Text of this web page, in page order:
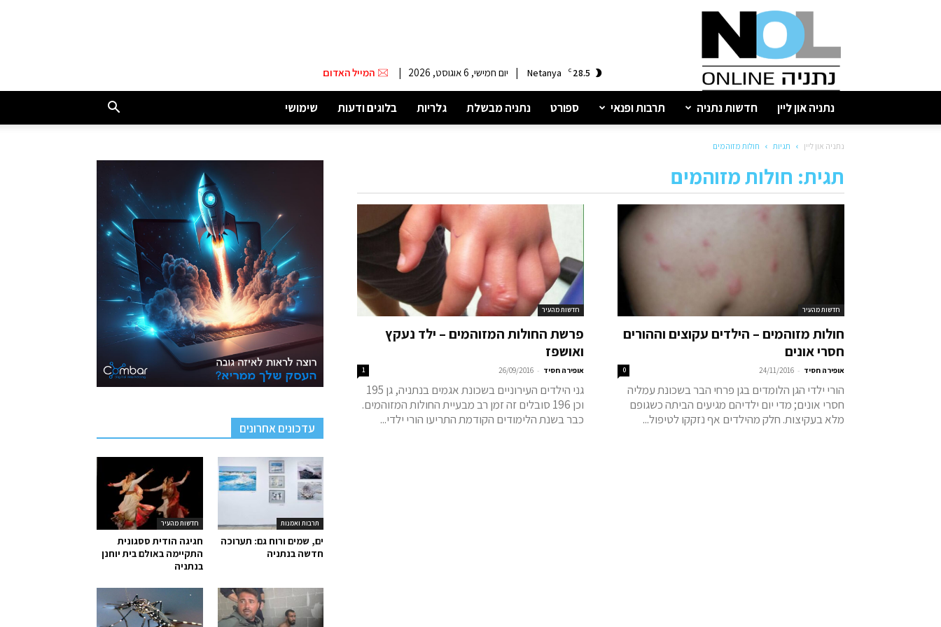
נתניה
28.5
C
Netanya
| יום חמישי, 6 אוגוסט, 2026 | המייל האדום
נתניה און ליין חדשות נתניה תרבות ופנאי ספורט נתניה מבשלת גלריות בלוגים ודעות שימושי
נתניה און ליין תגיות חולות מזוהמים
תגית: חולות מזוהמים
חדשות מהעיר
חולות מזוהמים – הילדים עקוצים וההורים
חסרי אונים
אופירה חסיד -
24/11/2016
0
הורי ילדי הגן הלומדים בגן פרחי הבר בשכונת עמליה
חסרי אונים; מדי יום ילדיהם מגיעים הביתה כשגופם
מלא בעקיצות. חלק מהילדים אף נזקקו לטיפול...
חדשות מהעיר
פרשת החולות המזוהמים – ילד נעקץ
ואושפז
אופירה חסיד -
26/09/2016
1
גני הילדים העירוניים בשכונת אגמים בנתניה, גן 195
וכן 196 סובלים זה זמן רב מבעיית החולות המזוהמים.
כבר בשנת הלימודים הקודמת התריעו הורי ילדי...
עדכונים אחרונים
חדשות מהעיר
חגיגה הודית ססגונית
התקיימה באולם בית יוחנן
בנתניה
תרבות ואמנות
ים, שמים ורוח גם: תערוכה
חדשה בנתניה